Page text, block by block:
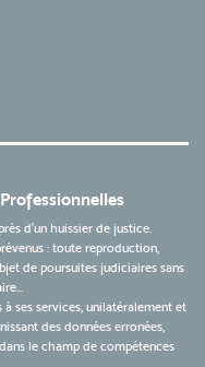
d'un huissier de justice.
: toute reproduction,
de poursuites judiciaires sans
ses services, unilatéralement et
des données erronées,
le champ de compétences